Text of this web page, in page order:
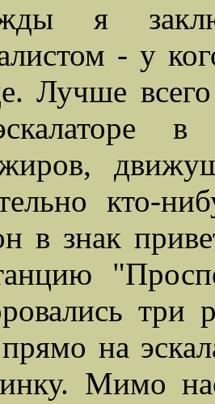
я
- у
Лучше
кто-
в знак
три
на
Мимо